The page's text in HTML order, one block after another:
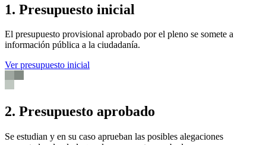
1. Presupuesto inicial
El presupuesto provisional aprobado por el pleno se somete a
información pública a la ciudadanía.
Ver presupuesto inicial
2. Presupuesto aprobado
Se estudian y en su caso aprueban las posibles alegaciones